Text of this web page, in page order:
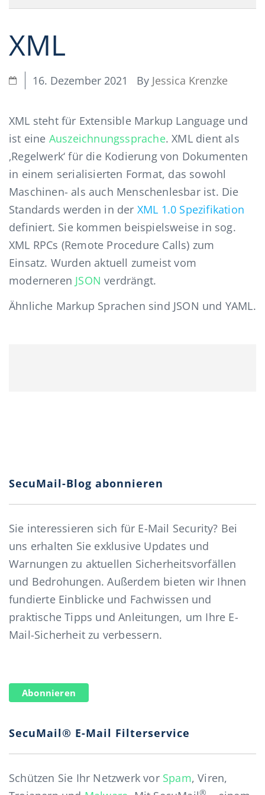
XML
16. Dezember 2021 By Jessica Krenzke
XML steht für Extensible Markup Language und
ist eine Auszeichnungssprache. XML dient als
‚Regelwerk‘ für die Kodierung von Dokumenten
in einem serialisierten Format, das sowohl
Maschinen- als auch Menschenlesbar ist. Die
Standards werden in der XML 1.0 Spezifikation
definiert. Sie kommen beispielsweise in sog.
XML RPCs (Remote Procedure Calls) zum
Einsatz. Wurden aktuell zumeist vom
moderneren JSON verdrängt.
Ähnliche Markup Sprachen sind JSON und YAML.
SecuMail-Blog abonnieren
Sie interessieren sich für E-Mail Security? Bei
uns erhalten Sie exklusive Updates und
Warnungen zu aktuellen Sicherheitsvorfällen
und Bedrohungen. Außerdem bieten wir Ihnen
fundierte Einblicke und Fachwissen und
praktische Tipps und Anleitungen, um Ihre E-
Mail-Sicherheit zu verbessern.
Abonnieren
SecuMail® E-Mail Filterservice
Schützen Sie Ihr Netzwerk vor Spam, Viren,
®